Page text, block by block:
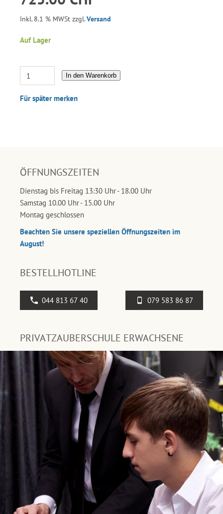
Inkl. 8.1 % MWSt zzgl.Versand
Auf Lager
In den Warenkorb
Für später merken
ÖFFNUNGSZEITEN
Dienstag bis Freitag 13:30 Uhr - 18.00 Uhr
Samstag 10.00 Uhr - 15.00 Uhr
Montag geschlossen
Beachten Sie unsere speziellen Öffnungszeiten im
August!
BESTELLHOTLINE
044 813 67 40 079 583 86 87
PRIVATZAUBERSCHULE ERWACHSENE